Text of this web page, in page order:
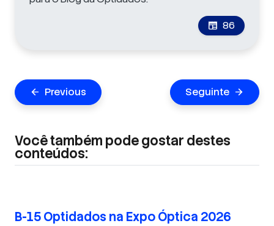
newspaper 86
Navegação
de
arrow_back Previous Seguinte arrow_forward
Você também pode gostar destes
conteúdos:
B-15 Optidados na Expo Óptica 2026